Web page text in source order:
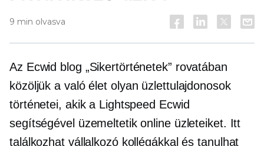
9 min olvasva
Az Ecwid blog „Sikertörténetek” rovatában
közöljük a való élet olyan üzlettulajdonosok
történetei, akik a Lightspeed Ecwid
segítségével üzemeltetik online üzleteiket. Itt
találkozhat vállalkozó kollégákkal és tanulhat